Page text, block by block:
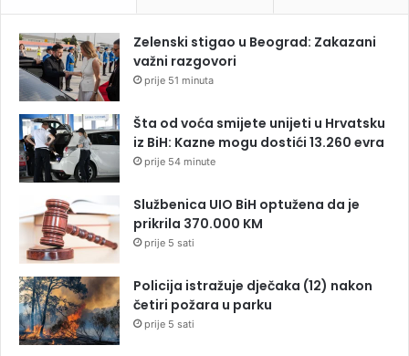
Zelenski stigao u Beograd: Zakazani
važni razgovori
prije 51 minuta
Šta od voća smijete unijeti u Hrvatsku
iz BiH: Kazne mogu dostići 13.260 evra
prije 54 minute
Službenica UIO BiH optužena da je
prikrila 370.000 KM
prije 5 sati
Policija istražuje dječaka (12) nakon
četiri požara u parku
prije 5 sati